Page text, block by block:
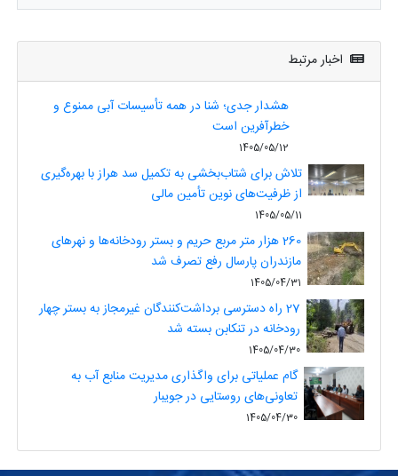
اخبار مرتبط
هشدار جدی؛ شنا در همه تأسیسات آبی ممنوع و
خطرآفرین است
1405/05/12
تلاش برای شتاب‌بخشی به تکمیل سد هراز با بهره‌گیری
از ظرفیت‌های نوین تأمین مالی
1405/05/11
260 هزار متر مربع حریم و بستر رودخانه‌ها و نهرهای
مازندران پارسال رفع تصرف شد
1405/04/31
27 راه دسترسی برداشت‌کنندگان غیرمجاز به بستر چهار
رودخانه در تنکابن بسته شد
1405/04/30
گام عملیاتی برای واگذاری مدیریت منابع آب به
تعاونی‌های روستایی در جویبار
1405/04/30